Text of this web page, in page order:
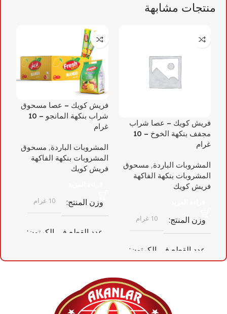
منتجات مشابهة
فريش كويك – عصا شراب
مجفف بنكهة الخوخ – 10
غرام
المشروبات الباردة, مسحوق
المشروبات بنكهة الفاكهة
فريش كويك
وزن المنتج 10 غرام
عدد القطع في الكرتون
أبعاد الكرتون
فريش كويك – عصا مسحوق
شراب بنكهة المانجو – 10
غرام
المشروبات الباردة, مسحوق
المشروبات بنكهة الفاكهة
فريش كويك
وزن المنتج 10 غرام
عدد القطع في الكرتون
أبعاد الكرتون